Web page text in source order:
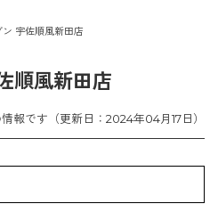
宇佐順風新田店
順風新田店
報です（更新日：2024年04月17日）